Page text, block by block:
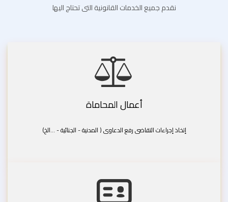
نقدم جميع الخدمات القانونية التى تحتاج اليها
أعمال المحاماة
إتخاذ إجراءات التقاضى رفع الدعاوى ( المدنية - الجنائية - ...الخ)